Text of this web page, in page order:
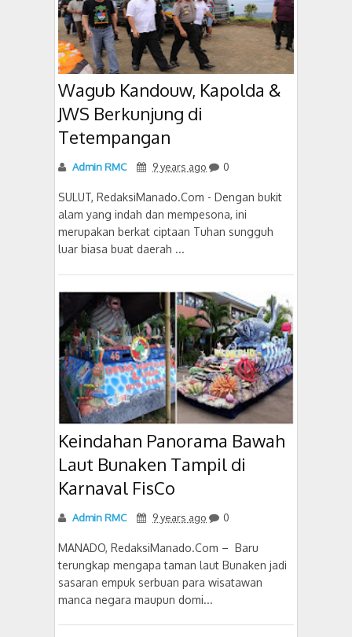
Wagub Kandouw, Kapolda &
JWS Berkunjung di
Tetempangan
Admin RMC 9 years ago 0
SULUT, RedaksiManado.Com - Dengan bukit
alam yang indah dan mempesona, ini
merupakan berkat ciptaan Tuhan sungguh
luar biasa buat daerah ...
Keindahan Panorama Bawah
Laut Bunaken Tampil di
Karnaval FisCo
Admin RMC 9 years ago 0
MANADO, RedaksiManado.Com – Baru
terungkap mengapa taman laut Bunaken jadi
sasaran empuk serbuan para wisatawan
manca negara maupun domi...